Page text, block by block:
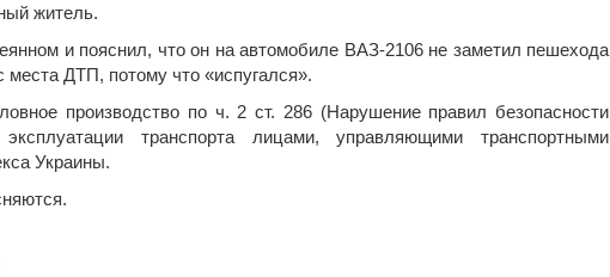
житель.
и пояснил, что он на автомобиле ВАЗ-2106 не заметил пешехода
места ДТП, потому что «испугался».
производство по ч. 2 ст. 286 (Нарушение правил безопасности
транспорта лицами, управляющими транспортными
Украины.